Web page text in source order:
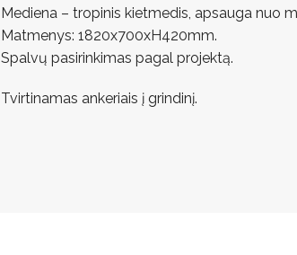
Mediena – tropinis kietmedis, apsauga nuo
Matmenys: 1820x700xH420mm.
Spalvų pasirinkimas pagal projektą.
Tvirtinamas ankeriais į grindinį.